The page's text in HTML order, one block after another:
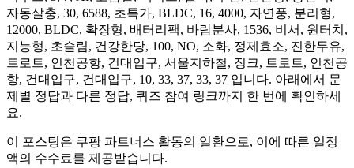
자동살충, 30, 6588, 초특가, BLDC, 16, 4000, 자연풍, 분리형,
12000, BLDC, 확장형, 배터리팩, 바람분사, 1536, 비서, 원터치,
지능형, 초슬림, 건강한당, 100, NO, 소화, 정제효소, 진한두유,
트로트, 인천공항, 건대입구, 서울지하철, 징크, 트로트, 인천공
항, 건대입구, 건대입구, 10, 33, 37, 33, 37 입니다. 아래에서 문
제별 정답과 다른 정답, 퀴즈 참여 링크까지 한 번에 확인하세
요.
이 포스팅은 쿠팡 파트너스 활동의 일환으로, 이에 따른 일정
액의 수수료를 제공받습니다.